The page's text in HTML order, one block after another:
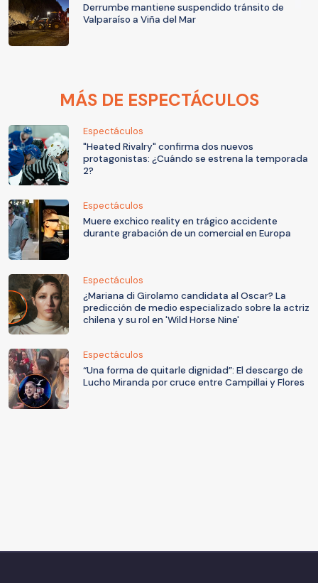
Derrumbe mantiene suspendido tránsito de
Valparaíso a Viña del Mar
MÁS DE ESPECTÁCULOS
Espectáculos
"Heated Rivalry" confirma dos nuevos
protagonistas: ¿Cuándo se estrena la temporada
2?
Espectáculos
Muere exchico reality en trágico accidente
durante grabación de un comercial en Europa
Espectáculos
¿Mariana di Girolamo candidata al Oscar? La
predicción de medio especializado sobre la actriz
chilena y su rol en 'Wild Horse Nine'
Espectáculos
“Una forma de quitarle dignidad”: El descargo de
Lucho Miranda por cruce entre Campillai y Flores